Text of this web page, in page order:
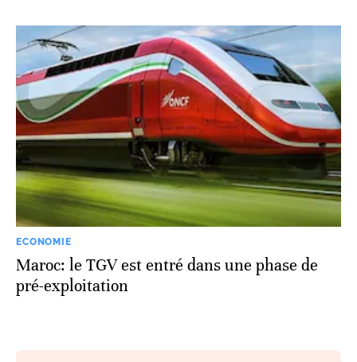
ECONOMIE
Maroc: le TGV est entré dans une phase de
pré-exploitation